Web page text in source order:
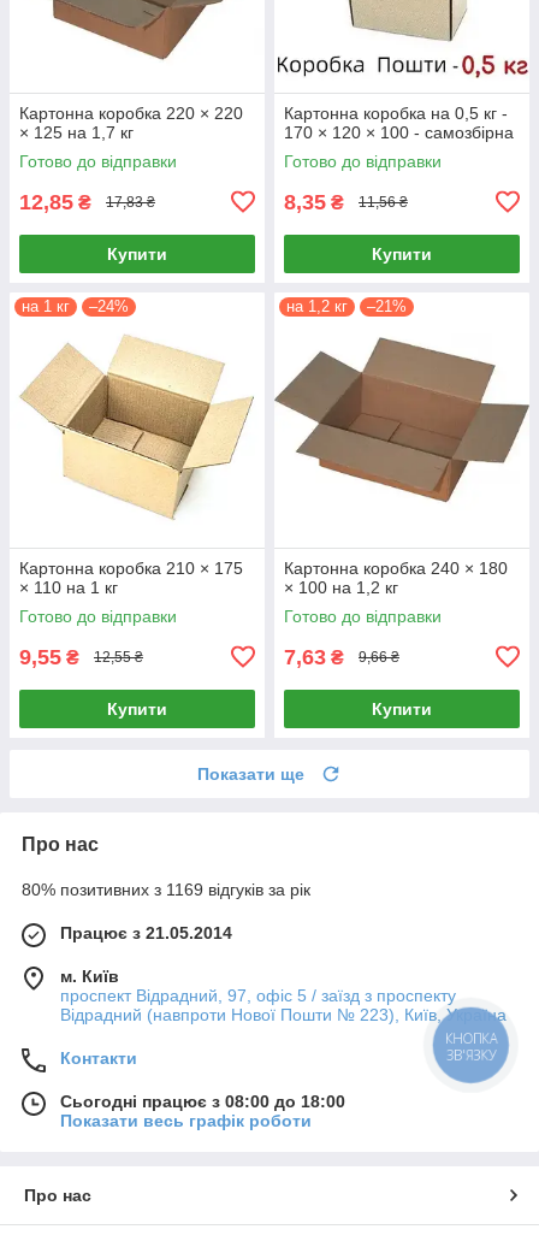
Картонна коробка 220 × 220
× 125 на 1,7 кг
Готово до відправки
12,85 ₴ 17,83 ₴
Купити
Картонна коробка на 0,5 кг -
170 × 120 × 100 - самозбірна
Готово до відправки
8,35 ₴ 11,56 ₴
Купити
на 1 кг –24%
Картонна коробка 210 × 175
× 110 на 1 кг
Готово до відправки
9,55 ₴ 12,55 ₴
Купити
на 1,2 кг –21%
Картонна коробка 240 × 180
× 100 на 1,2 кг
Готово до відправки
7,63 ₴ 9,66 ₴
Купити
Показати ще
Про нас
80% позитивних з 1169 відгуків за рік
Працює з 21.05.2014
м. Київ
проспект Відрадний, 97, офіс 5 / заїзд з проспекту
Відрадний (навпроти Нової Пошти № 223), Київ, Україна
Контакти
Сьогодні працює з 08:00 до 18:00
Показати весь графік роботи
Про нас
КНОПКА
ЗВ'ЯЗКУ